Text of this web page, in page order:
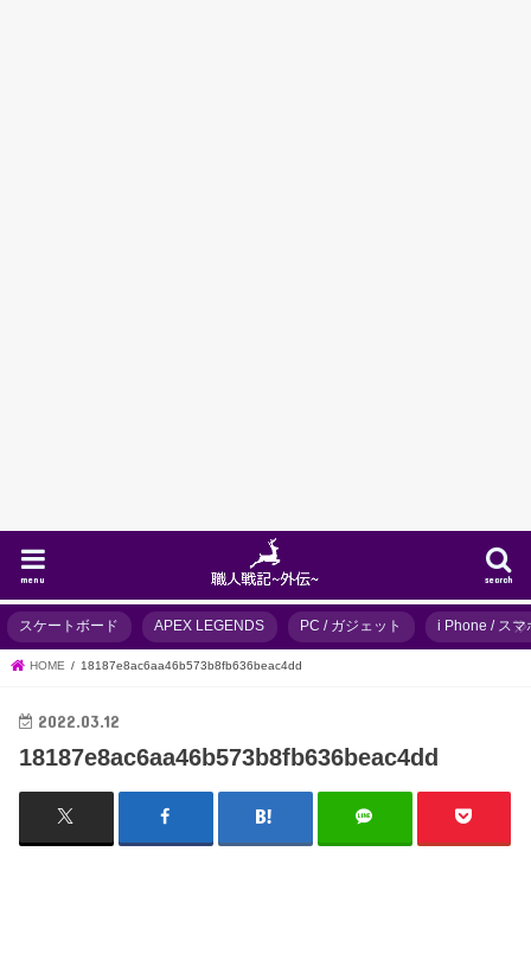
search
menu
スケートボード APEX LEGENDS PC / ガジェット i Phone / スマ
HOME 18187e8ac6aa46b573b8fb636beac4dd
2022.03.12
18187e8ac6aa46b573b8fb636beac4dd